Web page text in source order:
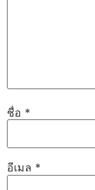
ชื่อ *
อีเมล *